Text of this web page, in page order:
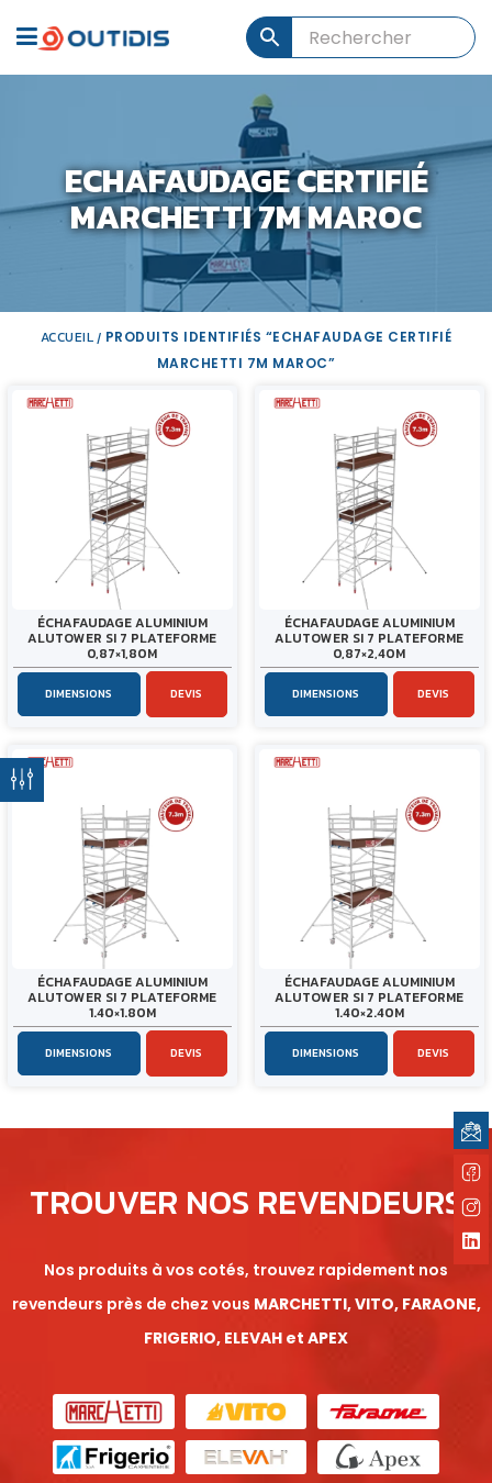
ECHAFAUDAGE CERTIFIÉ
MARCHETTI 7M MAROC
ACCUEIL / PRODUITS IDENTIFIÉS “ECHAFAUDAGE CERTIFIÉ
MARCHETTI 7M MAROC”
ÉCHAFAUDAGE ALUMINIUM
ALUTOWER SI 7 PLATEFORME
0,87×1,80M
DIMENSIONS DEVIS
ÉCHAFAUDAGE ALUMINIUM
ALUTOWER SI 7 PLATEFORME
0,87×2,40M
DIMENSIONS DEVIS
ÉCHAFAUDAGE ALUMINIUM
ALUTOWER SI 7 PLATEFORME
1.40×1.80M
DIMENSIONS DEVIS
ÉCHAFAUDAGE ALUMINIUM
ALUTOWER SI 7 PLATEFORME
1.40×2.40M
DIMENSIONS DEVIS
TROUVER NOS REVENDEURS
Nos produits à vos cotés, trouvez rapidement nos
revendeurs près de chez vous MARCHETTI, VITO, FARAONE,
FRIGERIO, ELEVAH et APEX